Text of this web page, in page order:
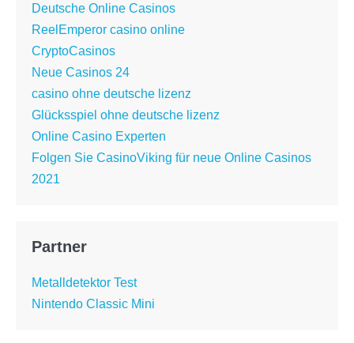
Deutsche Online Casinos
ReelEmperor casino online
CryptoCasinos
Neue Casinos 24
casino ohne deutsche lizenz
Glücksspiel ohne deutsche lizenz
Online Casino Experten
Folgen Sie CasinoViking für neue Online Casinos
2021
Partner
Metalldetektor Test
Nintendo Classic Mini